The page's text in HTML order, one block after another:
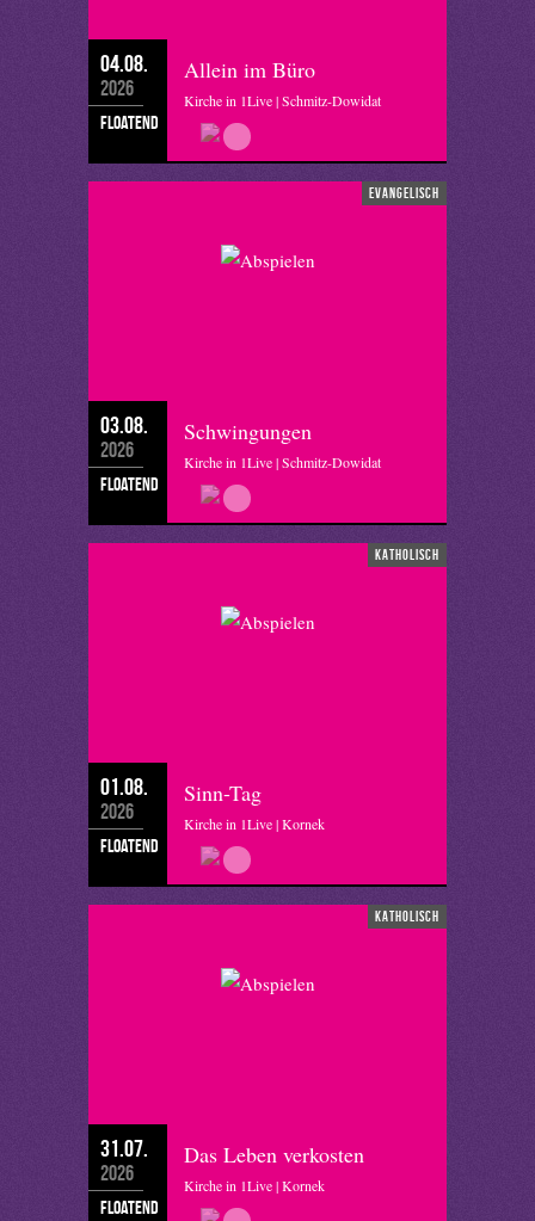
04.08.
2026
floatend
Allein im Büro
Kirche in 1Live | Schmitz-Dowidat
evangelisch
03.08.
2026
floatend
Schwingungen
Kirche in 1Live | Schmitz-Dowidat
katholisch
01.08.
2026
floatend
Sinn-Tag
Kirche in 1Live | Kornek
katholisch
31.07.
2026
floatend
Das Leben verkosten
Kirche in 1Live | Kornek